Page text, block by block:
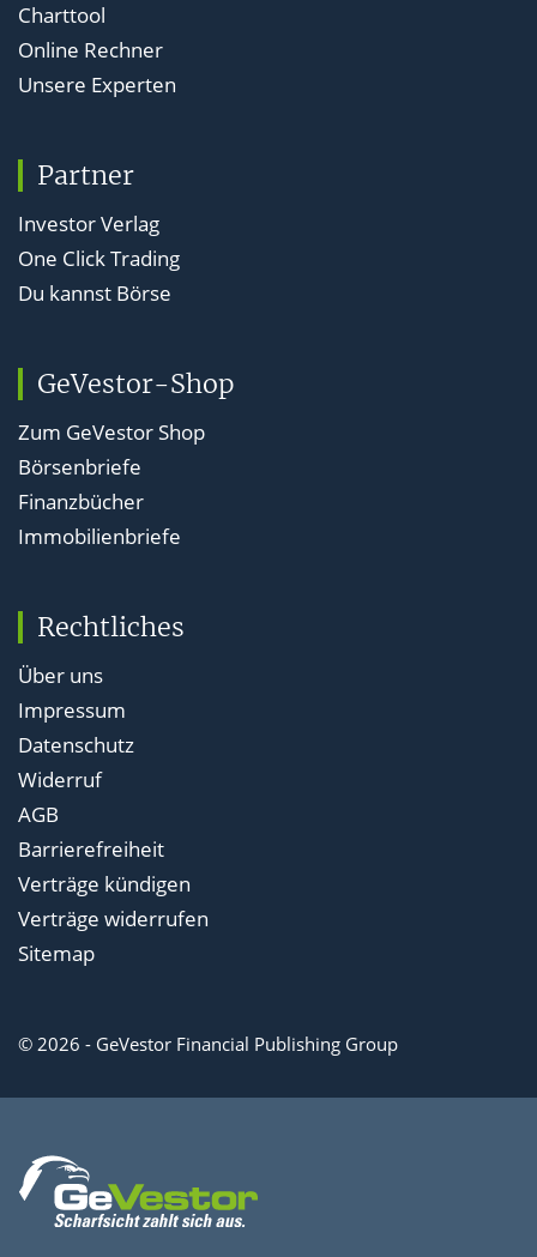
Charttool
Online Rechner
Unsere Experten
Partner
Investor Verlag
One Click Trading
Du kannst Börse
GeVestor-Shop
Zum GeVestor Shop
Börsenbriefe
Finanzbücher
Immobilienbriefe
Rechtliches
Über uns
Impressum
Datenschutz
Widerruf
AGB
Barrierefreiheit
Verträge kündigen
Verträge widerrufen
Sitemap
© 2026 - GeVestor Financial Publishing Group